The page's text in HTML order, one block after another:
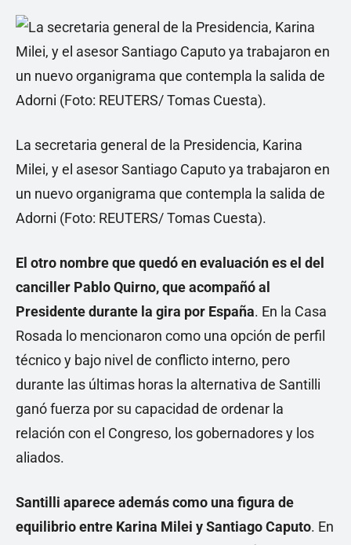
La secretaria general de la Presidencia, Karina
Milei, y el asesor Santiago Caputo ya trabajaron en
un nuevo organigrama que contempla la salida de
Adorni (Foto: REUTERS/ Tomas Cuesta).
El otro nombre que quedó en evaluación es el del
canciller Pablo Quirno, que acompañó al
Presidente durante la gira por España. En la Casa
Rosada lo mencionaron como una opción de perfil
técnico y bajo nivel de conflicto interno, pero
durante las últimas horas la alternativa de Santilli
ganó fuerza por su capacidad de ordenar la
relación con el Congreso, los gobernadores y los
aliados.
Santilli aparece además como una figura de
equilibrio entre Karina Milei y Santiago Caputo. En